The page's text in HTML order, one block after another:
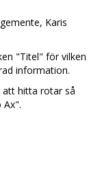
Karis
"Titel" för vilken
information.
att hitta rotar så
Ax".